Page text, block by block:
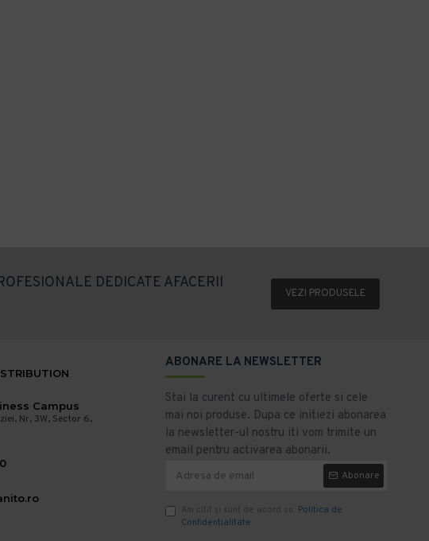
DEDICATE AFACERII
VEZI PRODUSELE
Campus
Nr, 3W, Sector 6,
ABONARE LA NEWSLETTER
Stai la curent cu ultimele oferte si cele
mai noi produse. Dupa ce initiezi abonarea
la newsletter-ul nostru iti vom trimite un
email pentru activarea abonarii.
Abonare
Am citit şi sunt de acord cu Politica de
Confidentialitate